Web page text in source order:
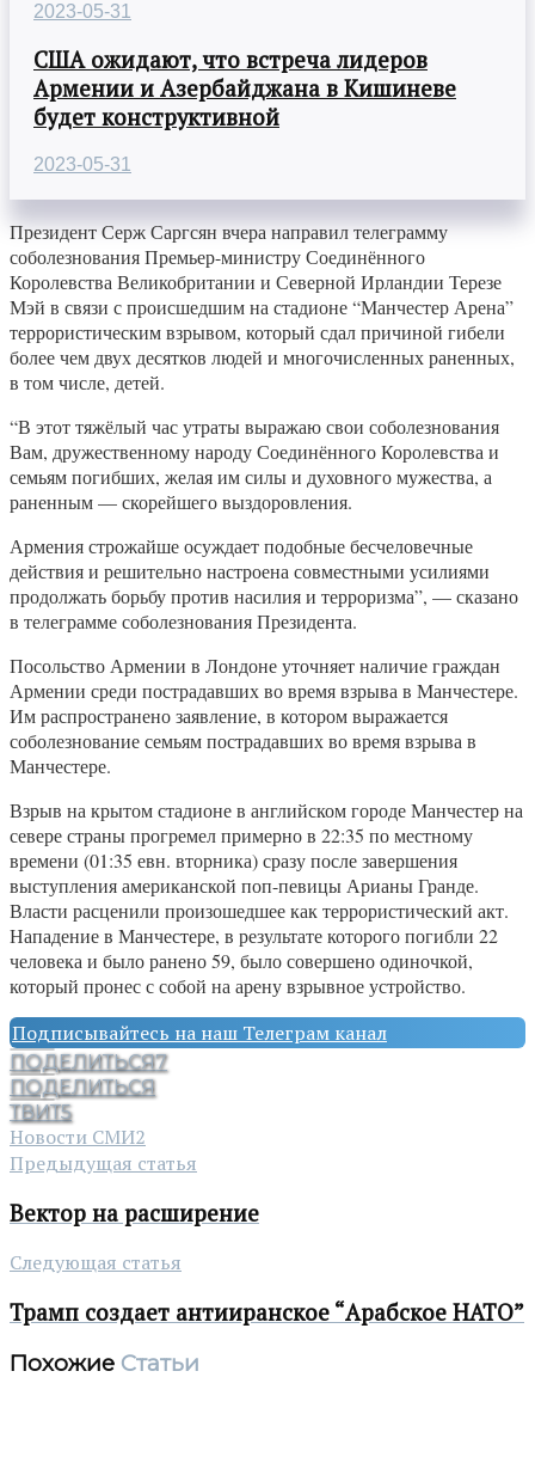
2023-05-31
США ожидают, что встреча лидеров
Армении и Азербайджана в Кишиневе
будет конструктивной
2023-05-31
Президент Серж Саргсян вчера направил телеграмму
соболезнования Премьер-министру Соединённого
Королевства Великобритании и Северной Ирландии Терезе
Мэй в связи с происшедшим на стадионе “Манчестер Арена”
террористическим взрывом, который сдал причиной гибели
более чем двух десятков людей и многочисленных раненных,
в том числе, детей.
“В этот тяжёлый час утраты выражаю свои соболезнования
Вам, дружественному народу Соединённого Королевства и
семьям погибших, желая им силы и духовного мужества, а
раненным — скорейшего выздоровления.
Армения строжайше осуждает подобные бесчеловечные
действия и решительно настроена совместными усилиями
продолжать борьбу против насилия и терроризма”, — сказано
в телеграмме соболезнования Президента.
Посольство Армении в Лондоне уточняет наличие граждан
Армении среди пострадавших во время взрыва в Манчестере.
Им распространено заявление, в котором выражается
соболезнование семьям пострадавших во время взрыва в
Манчестере.
Взрыв на крытом стадионе в английском городе Манчестер на
севере страны прогремел примерно в 22:35 по местному
времени (01:35 евн. вторника) сразу после завершения
выступления американской поп-певицы Арианы Гранде.
Власти расценили произошедшее как террористический акт.
Нападение в Манчестере, в результате которого погибли 22
человека и было ранено 59, было совершено одиночкой,
который пронес с собой на арену взрывное устройство.
Подписывайтесь на наш Телеграм канал
ПОДЕЛИТЬСЯ7
ПОДЕЛИТЬСЯ
ТВИТ5
Новости СМИ2
Предыдущая статья
Вектор на расширение
Следующая статья
Трамп создает антииранское “Арабское НАТО”
Похожие Статьи